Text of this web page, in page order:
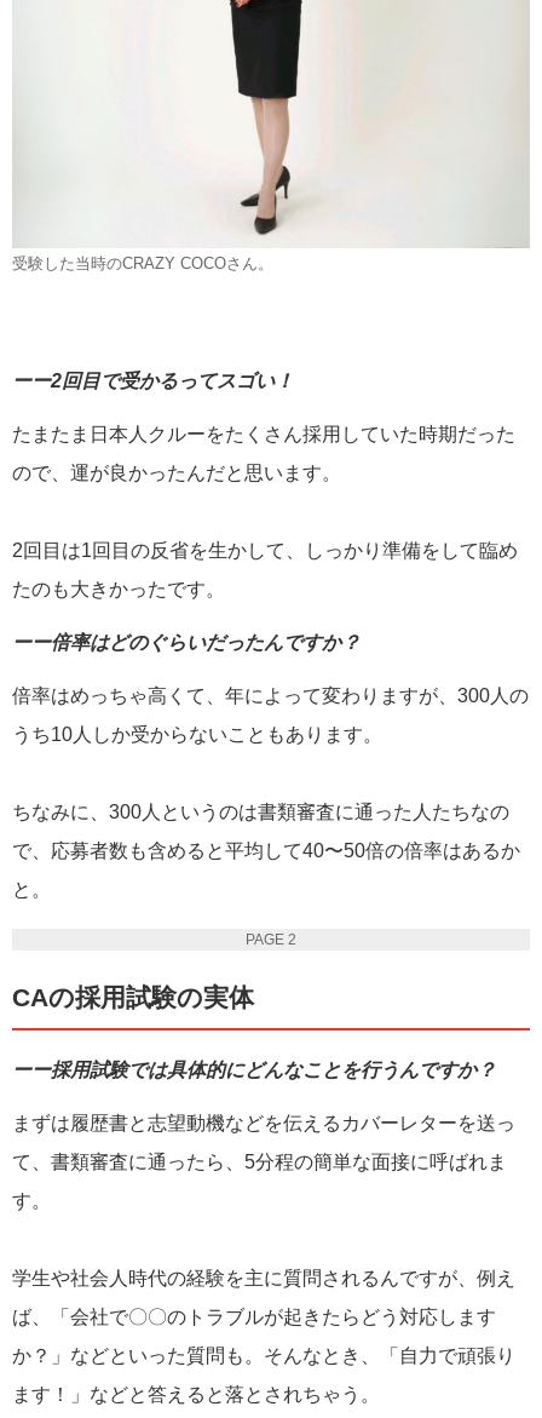
受験した当時のCRAZY COCOさん。
ーー2回目で受かるってスゴい！
たまたま日本人クルーをたくさん採用していた時期だった
ので、運が良かったんだと思います。
2回目は1回目の反省を生かして、しっかり準備をして臨め
たのも大きかったです。
ーー倍率はどのぐらいだったんですか？
倍率はめっちゃ高くて、年によって変わりますが、300人の
うち10人しか受からないこともあります。
ちなみに、300人というのは書類審査に通った人たちなの
で、応募者数も含めると平均して40〜50倍の倍率はあるか
と。
PAGE 2
CAの採用試験の実体
ーー採用試験では具体的にどんなことを行うんですか？
まずは履歴書と志望動機などを伝えるカバーレターを送っ
て、書類審査に通ったら、5分程の簡単な面接に呼ばれま
す。
学生や社会人時代の経験を主に質問されるんですが、例え
ば、「会社で〇〇のトラブルが起きたらどう対応します
か？」などといった質問も。そんなとき、「自力で頑張り
ます！」などと答えると落とされちゃう。